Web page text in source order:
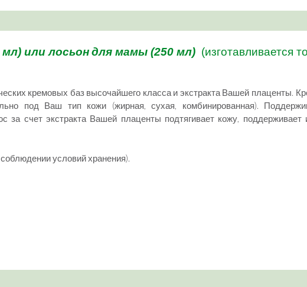
мл) илилосьондля мамы (250 мл) (изготавливается
кремовых баз высочайшего класса и экстракта Вашей плаценты.
под Ваш тип кожи (жирная, сухая, комбинированная).
счет экстракта Вашей плаценты подтягивает кожу, поддерживает
условий хранения).